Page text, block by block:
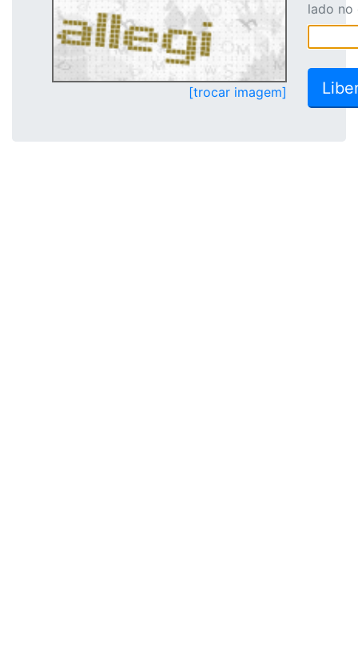
[trocar imagem]
lado no